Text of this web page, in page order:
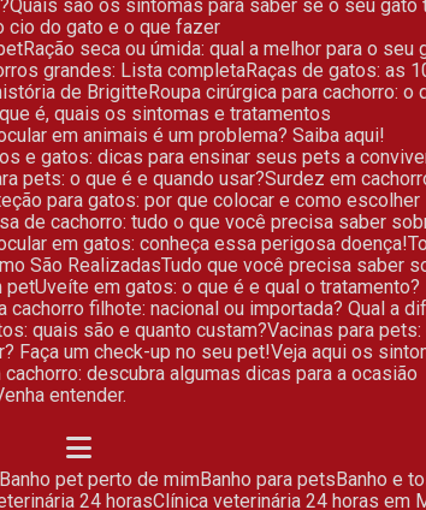
Quais são os sintomas para saber se o seu
cio do gato e o que fazer
Ração seca ou úmida: qual a melhor para o seu
grandes: Lista completa Raças de gatos: as
de Brigitte
Roupa cirúrgica para cachorro:
que é, quais os sintomas e tratamentos
ocular em animais é um problema? Saiba aqui!
e gatos: dicas para ensinar seus pets a
pets: o que é e quando usar? Surdez em
para gatos: por que colocar e como escolher
de cachorro: tudo o que você precisa saber
em gatos: conheça essa perigosa doença!
São Realizadas Tudo que você precisa saber
pet Uveíte em gatos: o que é e qual o tratamento?
cachorro filhote: nacional ou importada? Qual a
quais são e quanto custam? Vacinas para
Faça um check-up no seu pet! Veja aqui os
cachorro: descubra algumas dicas para a ocasião
entender.
Banho pet perto de mim Banho para pets
Banho e
24 horas Clínica veterinária 24 horas em